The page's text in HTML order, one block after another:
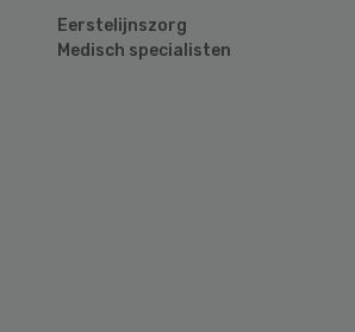
Eerstelijnszorg
Medisch specialisten